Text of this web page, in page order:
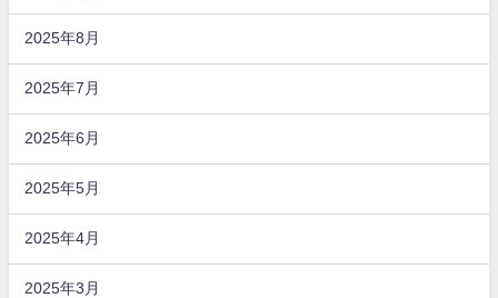
2025年8月
2025年7月
2025年6月
2025年5月
2025年4月
2025年3月